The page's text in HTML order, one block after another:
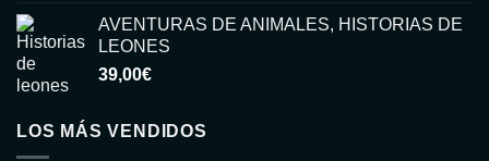
AVENTURAS DE ANIMALES, HISTORIAS DE
LEONES
39,00€
LOS MÁS VENDIDOS